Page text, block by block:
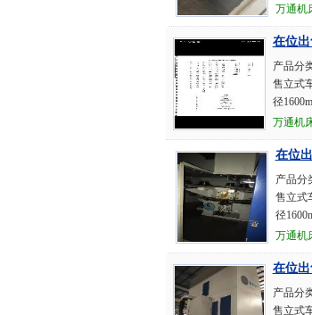
万通机
在位
产品分
售立式
径
万通机
在位
产品分
售立式
径
万通机
在位
产品分
售立式